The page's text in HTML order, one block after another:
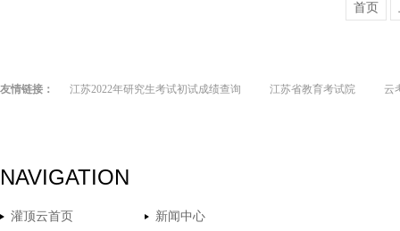
首页
友情链接： 江苏2022年研究生考试初试成绩查询 江苏省教育考试院 云
NAVIGATION
灌顶云首页
新闻中心